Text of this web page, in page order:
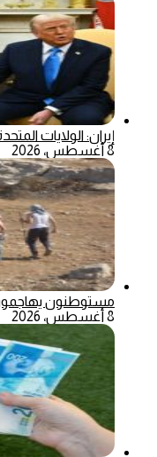
إيران: الولايات
8 أغسطس، 2026
مستوطنون
8 أغسطس، 2026